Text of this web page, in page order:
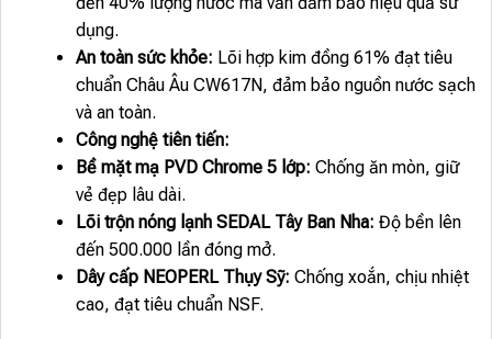
dụng.
An toàn sức khỏe: Lõi hợp kim đồng 61% đạt tiêu
chuẩn Châu Âu CW617N, đảm bảo nguồn nước sạch
và an toàn.
Công nghệ tiên tiến:
Bề mặt mạ PVD Chrome 5 lớp: Chống ăn mòn, giữ
vẻ đẹp lâu dài.
Lõi trộn nóng lạnh SEDAL Tây Ban Nha: Độ bền lên
đến 500.000 lần đóng mở.
Dây cấp NEOPERL Thụy Sỹ: Chống xoắn, chịu nhiệt
cao, đạt tiêu chuẩn NSF.